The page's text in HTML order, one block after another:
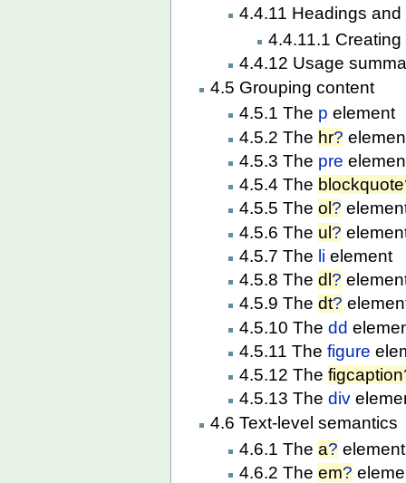
4.4.11 Headings
4.4.11.1
4.4.12 Usage
4.5 Grouping content
4.5.1 The p element
4.5.2 The hr?
4.5.3 The pre
4.5.4 The blockquote
4.5.5 Theol ?
4.5.6 The ul?
4.5.7 The li element
4.5.8 Thedl ?
4.5.9 Thedt?
4.5.10 Thedd
4.5.11 Thefigure
4.5.12 Thefigcaption
4.5.13 Thediv
4.6 Text-level semantics
4.6.1 Thea? element
4.6.2 Theem?